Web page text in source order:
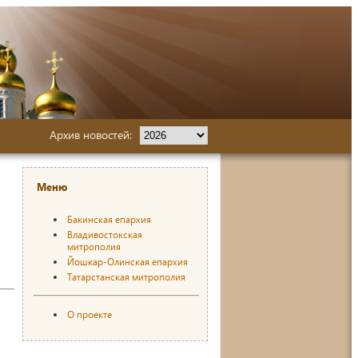
Архив новостей:
Меню
Бакинская епархия
Владивостокская
митрополия
Йошкар-Олинская епархия
Татарстанская митрополия
О проекте